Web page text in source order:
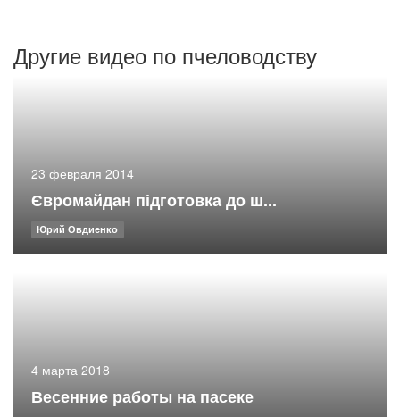
Другие видео по пчеловодству
23 февраля 2014
Євромайдан підготовка до ш...
Юрий Овдиенко
4 марта 2018
Весенние работы на пасеке